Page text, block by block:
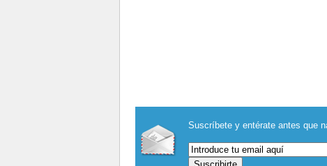
Suscríbete y entérate antes que